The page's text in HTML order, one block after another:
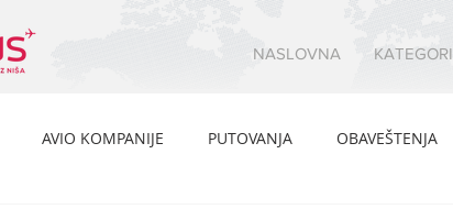
NASLOVNA
AVIO KOMPANIJE PUTOVANJA OBAVEŠTENJA